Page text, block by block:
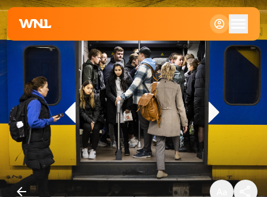
Klein
Standaard
Groot